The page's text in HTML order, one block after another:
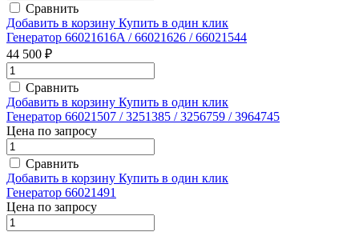
Сравнить
Добавить в корзину Купить в один клик
Генератор 66021616A / 66021626 / 66021544
44 500 ₽
Сравнить
Добавить в корзину Купить в один клик
Генератор 66021507 / 3251385 / 3256759 / 3964745
Цена по запросу
Сравнить
Добавить в корзину Купить в один клик
Генератор 66021491
Цена по запросу